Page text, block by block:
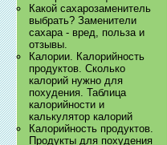
Какой сахарозаменитель
выбрать? Заменители
сахара - вред, польза и
отзывы.
Калории. Калорийность
продуктов. Сколько
калорий нужно для
похудения. Таблица
калорийности и
калькулятор калорий
Калорийность продуктов.
Продукты для похудения